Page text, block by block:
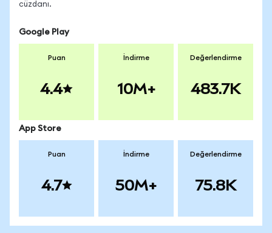
cüzdanı.
Google Play
Puan
4.4
İndirme
10M+
Değerlendirme
483.7K
App Store
Puan
4.7
İndirme
50M+
Değerlendirme
75.8K